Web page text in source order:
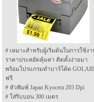
# เหมาะสำหรับผู้เริ่มต้นในการใช้ง
ราคาประหยัดคุ้มค่า ติดตั้งง่ายมา
พร้อมโปรแกรมทำบาร์โค้ด
ฟรี
# หัวพิมพ์ Japan Kyocera 203 Dpi
# ใส่ริบบอน 300 เมตร